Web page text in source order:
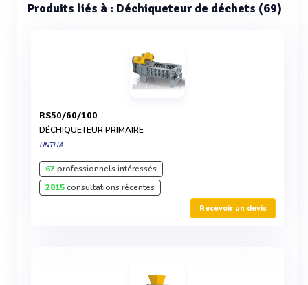
Produits liés à : Déchiqueteur de déchets (69)
RS50/60/100
DÉCHIQUETEUR PRIMAIRE
UNTHA
67professionnels intéressés
2815consultations récentes
Recevoir un devis